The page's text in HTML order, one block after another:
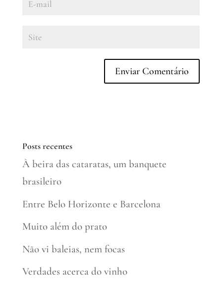
Posts recentes
À beira das cataratas, um banquete
brasileiro
Entre Belo Horizonte e Barcelona
Muito além do prato
Não vi baleias, nem focas
Verdades acerca do vinho